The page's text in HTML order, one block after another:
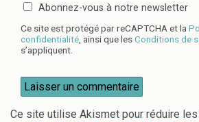
Abonnez-vous à notre newsletter
Ce site est protégé par reCAPTCHA et la
confidentialité, ainsi que lesConditions de
s’appliquent.
Ce site utilise Akismet pour réduire